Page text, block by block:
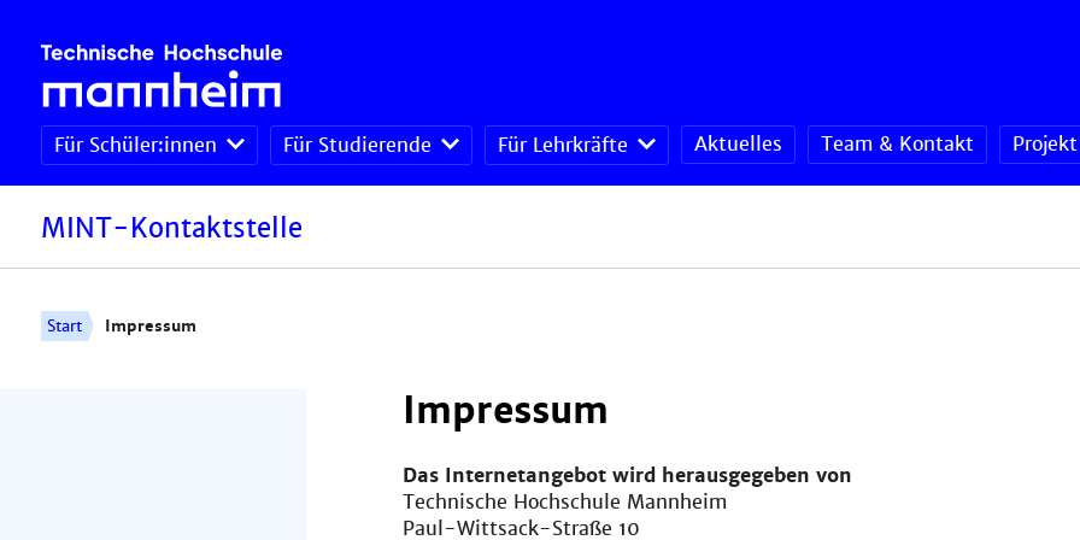
Für Schüler:innen Für Studierende Für Lehrkräfte Aktuelles Team & Kontakt
MINT-Kontaktstelle
Start Impressum
Impressum
Das Internetangebot wird herausgegeben von
Technische Hochschule Mannheim
Paul-Wittsack-Straße 10